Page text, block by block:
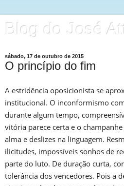
Blog do José
sábado, 17 de outubro de 2015
O princípio do fim
A estridência oposicionista se
institucional. O inconformismo
durante algum tempo,
vitória parece certa e o
alma e deslizes na linguagem.
ilicitudes, impossíveis sonhos de
parte do luto. De duração curta,
tolerância dos vencedores. Pois a